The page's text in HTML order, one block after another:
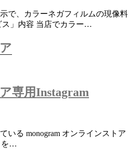
で、カラーネガフィルムの現像料
ス」内容 当店でカラー…
専用Instagram
いる monogram オンラインストア
を…